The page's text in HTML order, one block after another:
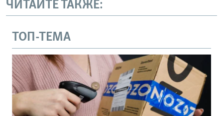
ЧИТАЙТЕ ТАКЖЕ:
ТОП-ТЕМА